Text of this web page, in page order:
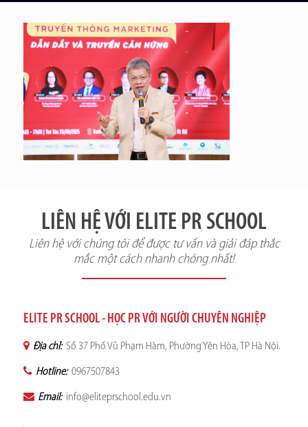
LIÊN HỆ VỚI ELITE PR SCHOOL
Liên hệ với chúng tôi để được tư vấn và giải đáp thắc
mắc một cách nhanh chóng nhất!
ELITE PR SCHOOL - HỌC PR VỚI NGƯỜI CHUYÊN NGHIỆP
Địa chỉ: Số 37 Phố Vũ Phạm Hàm, Phường Yên Hòa, TP Hà Nội.
Hotline: 0967507843
Email: info@eliteprschool.edu.vn